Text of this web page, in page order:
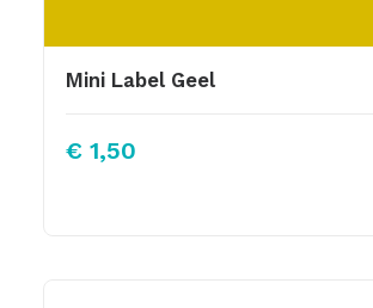
Mini Label Geel
€ 1,50